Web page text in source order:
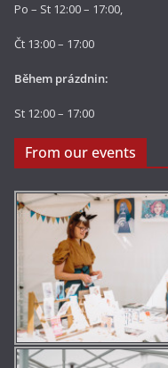
Po – St 12:00 – 17:00,
Čt 13:00 – 17:00
Během prázdnin:
St 12:00 – 17:00
From our events